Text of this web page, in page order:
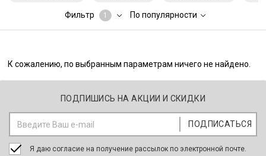
Фильтр 1 По популярности
К сожалению, по выбранным параметрам ничего не найдено.
ПОДПИШИСЬ НА АКЦИИ И СКИДКИ
Я даю согласие на получение рассылок по электронной почте.